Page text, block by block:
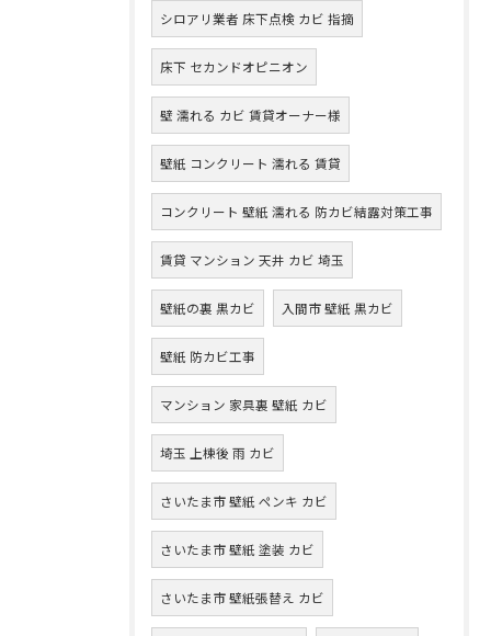
シロアリ業者 床下点検 カビ 指摘
床下 セカンドオピニオン
壁 濡れる カビ 賃貸オーナー様
壁紙 コンクリート 濡れる 賃貸
コンクリート 壁紙 濡れる 防カビ結露対策工事
賃貸 マンション 天井 カビ 埼玉
壁紙の裏 黒カビ 入間市 壁紙 黒カビ
壁紙 防カビ工事
マンション 家具裏 壁紙 カビ
埼玉 上棟後 雨 カビ
さいたま市 壁紙 ペンキ カビ
さいたま市 壁紙 塗装 カビ
さいたま市 壁紙張替え カビ